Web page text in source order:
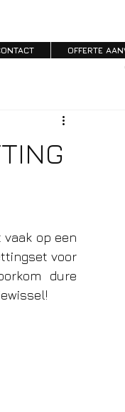
op een
voor
dure
OFFERTE